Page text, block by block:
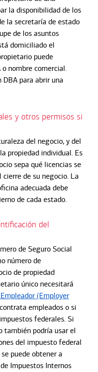
la disponibilidad de los
la secretaría de estado
de los asuntos
domiciliado el
puede
o nombre comercial.
para abrir una
y otros permisos si
del negocio, y del
propiedad individual. Es
sepa qué licencias se
de su negocio. La
adecuada debe
de cada estado.
del
de Seguro Social
número de
de propiedad
único necesitará
(Employer
empleados o si
federales. Si
también podría usar el
del impuesto federal
puede obtener a
Impuestos Internos